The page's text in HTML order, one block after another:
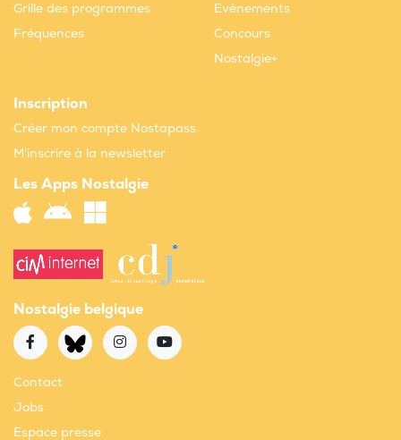
Grille des programmes
Fréquences
Evènements
Concours
Nostalgie+
Inscription
Créer mon compte Nostapass
M'inscrire à la newsletter
Les Apps Nostalgie
Nostalgie belgique
Contact
Jobs
Espace presse